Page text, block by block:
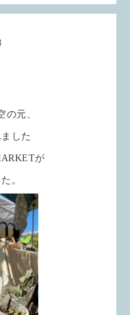
の元、
した
が
。